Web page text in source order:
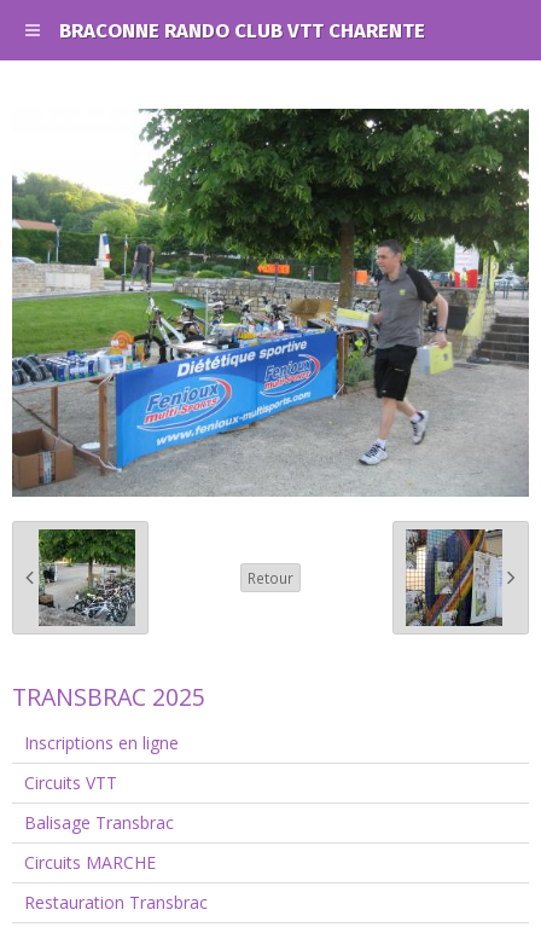
BRACONNE RANDO CLUB VTT CHARENTE
Retour
TRANSBRAC 2025
Inscriptions en ligne
Circuits VTT
Balisage Transbrac
Circuits MARCHE
Restauration Transbrac